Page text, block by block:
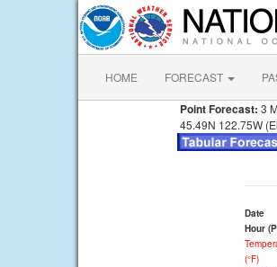
HOME FORECAST
Point Forecast: 3
45.49N 122.75W
Date
Hour
(°F)